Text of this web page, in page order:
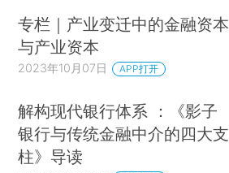
专栏｜产业变迁中的金融资本
与产业资本
2023年10月07日 APP打开
解构现代银行体系 ：《影子
银行与传统金融中介的四大支
柱》导读